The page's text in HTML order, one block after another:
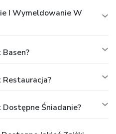
I Wymeldowanie W
Śniadanie?